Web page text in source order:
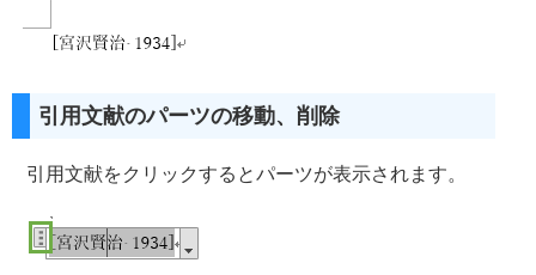
引用文献のパーツの移動、削除
引用文献をクリックするとパーツが表示されます。